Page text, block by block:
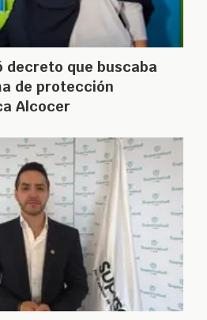
decreto que buscaba
de protección
Alcocer